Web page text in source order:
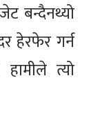
बन्दैनथ्यो
हेरफेर गर्न
त्यो